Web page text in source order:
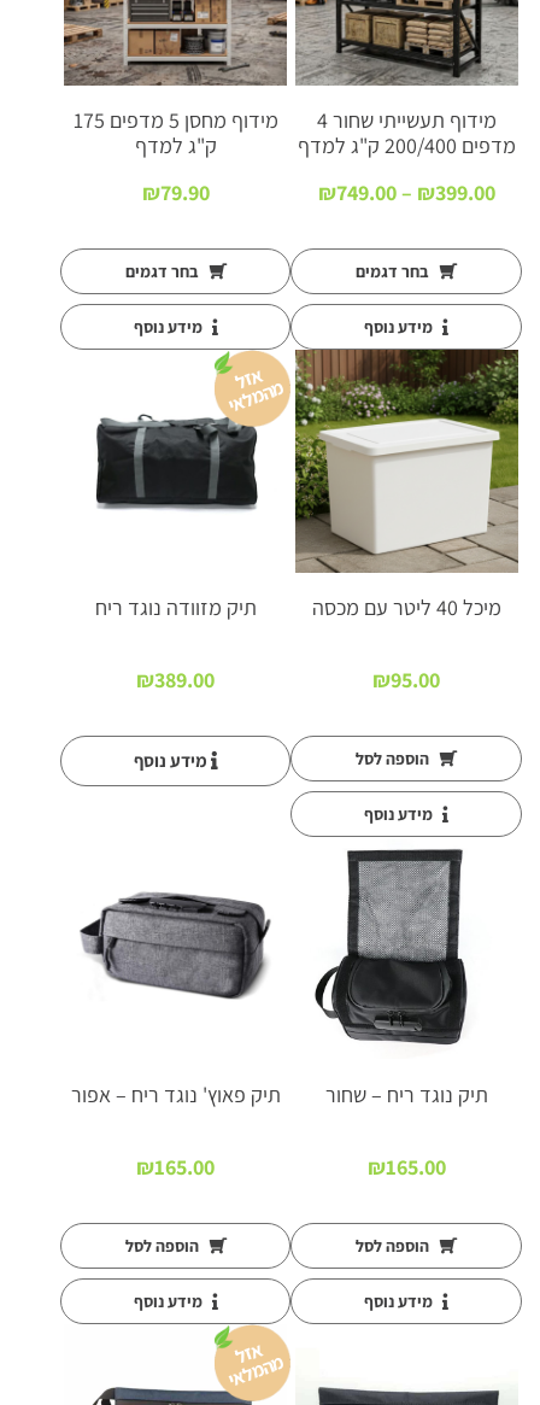
מידוף תעשייתי שחור 4
מדפים 200/400 ק"ג למדף
₪399.00
–
₪749.00
⁦₪399.00⁩
⁦₪749.00⁩
בחר דגמים
מידע נוסף
מידוף מחסן 5 מדפים 175
ק"ג למדף
₪79.90
בחר דגמים
מידע נוסף
מיכל 40 ליטר עם מכסה
₪95.00
הוספה לסל
מידע נוסף
א
זל
מ
ה
מ
ל
א
י
תיק מזוודה נוגד ריח
₪389.00
מידע נוסף
תיק נוגד ריח – שחור
₪165.00
הוספה לסל
מידע נוסף
תיק פאוץ' נוגד ריח – אפור
₪165.00
הוספה לסל
מידע נוסף
א
זל
מ
ה
מ
ל
א
י